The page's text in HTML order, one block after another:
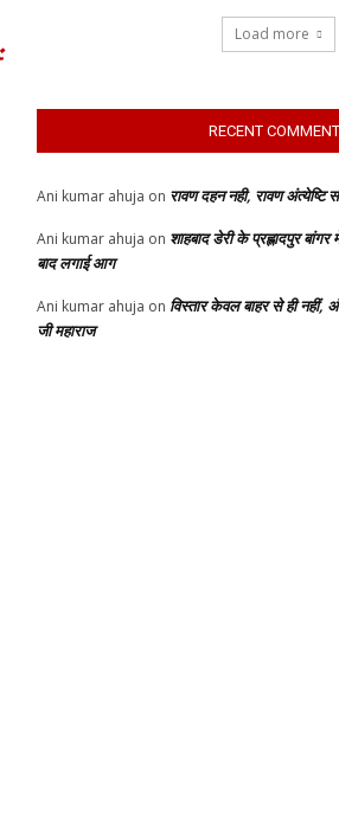
Load more
RECENT
Ani kumar ahuja on रावण दहन नही, रावण अंत्येष्टि
Ani kumar ahuja on शाहबाद डेरी के प्रह्लादपुर
बाद लगाई आग
Ani kumar ahuja on विस्तार केवल बाहर से ही नहीं,
जी महाराज